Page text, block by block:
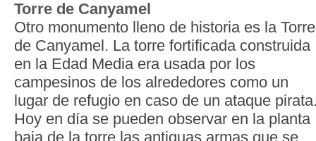
Torre de Canyamel
Otro monumento lleno de historia es la Torre
de Canyamel. La torre fortificada construida
en la Edad Media era usada por los
campesinos de los alrededores como un
lugar de refugio en caso de un ataque
Hoy en día se pueden observar en la planta
baja de la torre las antiguas armas que se